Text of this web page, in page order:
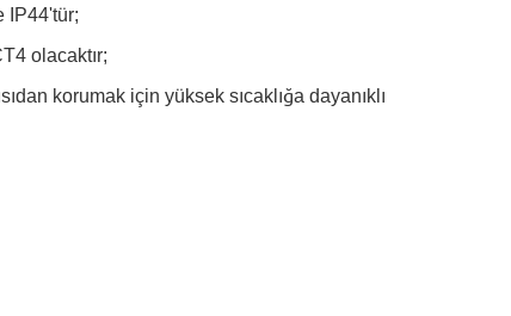
IP44'tür;
olacaktır;
korumak için yüksek sıcaklığa dayanıklı